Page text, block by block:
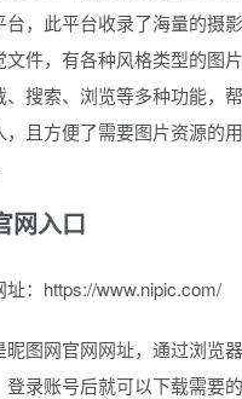
台，此平台收录了海量的摄
文件，有各种风格类型的图
、搜索、浏览等多种功能，
，且方便了需要图片资源的
网入口
址：https://www.nipic.com/
昵图网官网网址，通过浏览
登录账号后就可以下载需要